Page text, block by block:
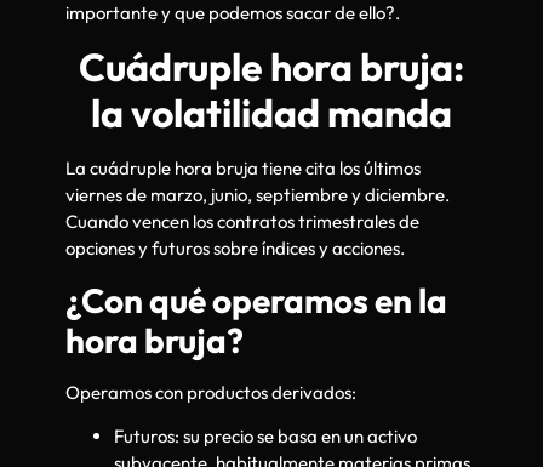
importante y que podemos sacar de ello?.
Cuádruple hora bruja:
la volatilidad manda
La cuádruple hora bruja tiene cita los últimos
viernes de marzo, junio, septiembre y diciembre.
Cuando vencen los contratos trimestrales de
opciones y futuros sobre índices y acciones.
¿Con qué operamos en la
hora bruja?
Operamos con productos derivados:
Futuros: su precio se basa en un activo